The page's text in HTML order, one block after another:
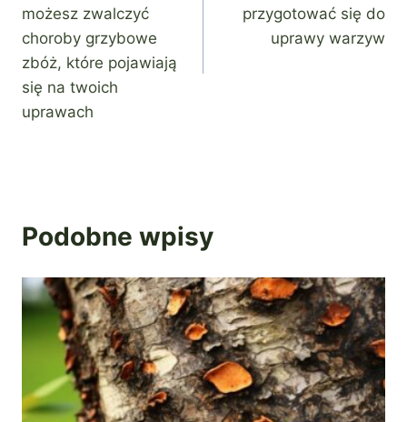
możesz zwalczyć
choroby grzybowe
zbóż, które pojawiają
się na twoich
uprawach
przygotować się do
uprawy warzyw
Podobne wpisy